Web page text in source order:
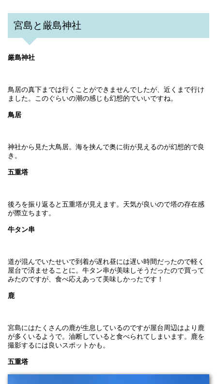
宮島と厳島神社
厳島神社
鳥居の真下までは行くことができませんでしたが、近くまで行け
ました。このぐらいの潮の感じも幻想的でいいですね。
鳥居
神社から見た大鳥居。海を挟んで奥に街が見えるのが幻想的で良
き。
五重塔
後ろを振り返ると五重塔が見えます。天気が良いので塔の存在感
が際立ちます。
牛タン串
道が混んでいたせいで到着が遅れ昼には遅い時間だったので軽く
屋台で済ませることに。牛タン串が美味しそうだったので買って
みたのですが、食べ応えあって美味しかったです！
鹿
宮島にはたくさんの鹿が生息しているのですが屋台周辺はより鹿
が多くいるようで。油断していると食べられてしまいます。鹿を
撮影するには良いスポットかも。
五重塔